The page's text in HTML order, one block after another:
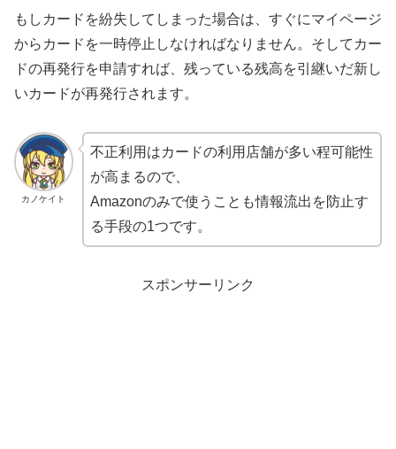
もしカードを紛失してしまった場合は、すぐにマイページ
からカードを一時停止しなければなりません。そしてカー
ドの再発行を申請すれば、残っている残高を引継いだ新し
いカードが再発行されます。
カノケイト
不正利用はカードの利用店舗が多い程可能性
が高まるので、
Amazonのみで使うことも情報流出を防止す
る手段の1つです。
スポンサーリンク